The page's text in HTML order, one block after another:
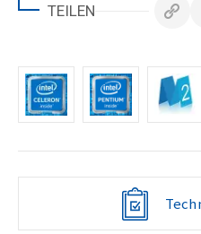
• 1 x GbE LAN Port
• HDMI, DP, VGA,
• 1 x COM Port (RS-
• 1 x COM Port (RS-
• 4 x COM Ports (RS-
TEILEN